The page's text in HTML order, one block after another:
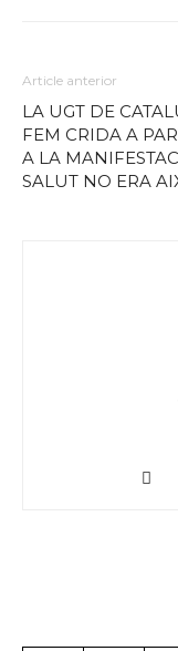
Article anterior
LA UGT DE
FEM CRIDA A
A LA
SALUT NO ERA